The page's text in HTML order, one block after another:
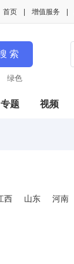
增值服务
首页
专题 视频
西 山东 河南